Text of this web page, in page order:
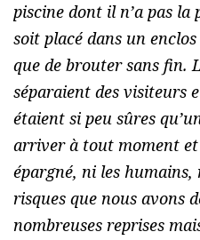
piscine dont il n’a pas la
soit placé dans un
que de brouter sans fin.
séparaient des visiteurs
étaient si peu sûres
arriver à tout moment et
épargné, ni les humains,
risques que nous avons
nombreuses reprises